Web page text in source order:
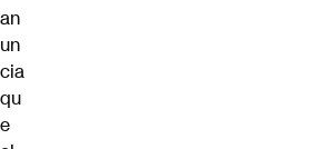
an
un
cia
qu
e